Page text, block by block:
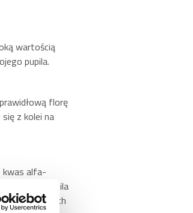
wartością
pupila.
florę
z kolei na
kwas alfa-
Twojego pupila
ewentualnych